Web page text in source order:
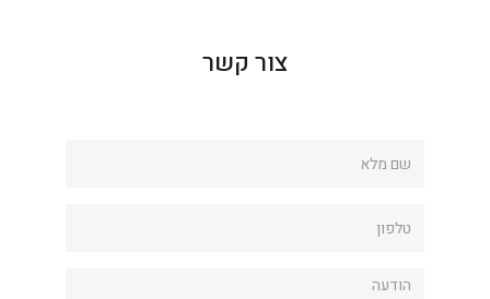
צור קשר